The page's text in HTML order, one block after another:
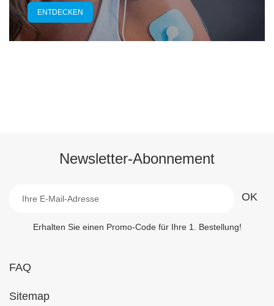
ENTDECKEN
Newsletter-Abonnement
Erhalten Sie einen Promo-Code für Ihre 1. Bestellung!
FAQ
Sitemap